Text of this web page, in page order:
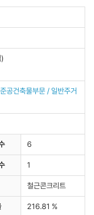
)
공건축물부문 / 일반주거
6
1
철근콘크리트
216.81 %